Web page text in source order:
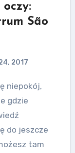
São
2017
niepokój,
gdzie
do jeszcze
tam